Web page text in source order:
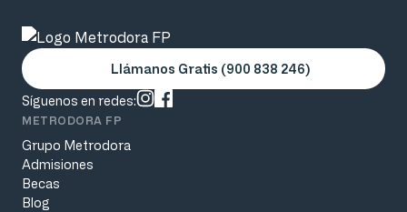
Llámanos Gratis (900 838 246)
Síguenos en redes:
METRODORA FP
Grupo Metrodora
Admisiones
Becas
Blog